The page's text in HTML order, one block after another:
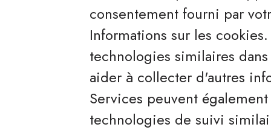
consentement fourni par
Informations sur les
technologies similaires
aider à collecter d'autres
Services peuvent
technologies de suivi